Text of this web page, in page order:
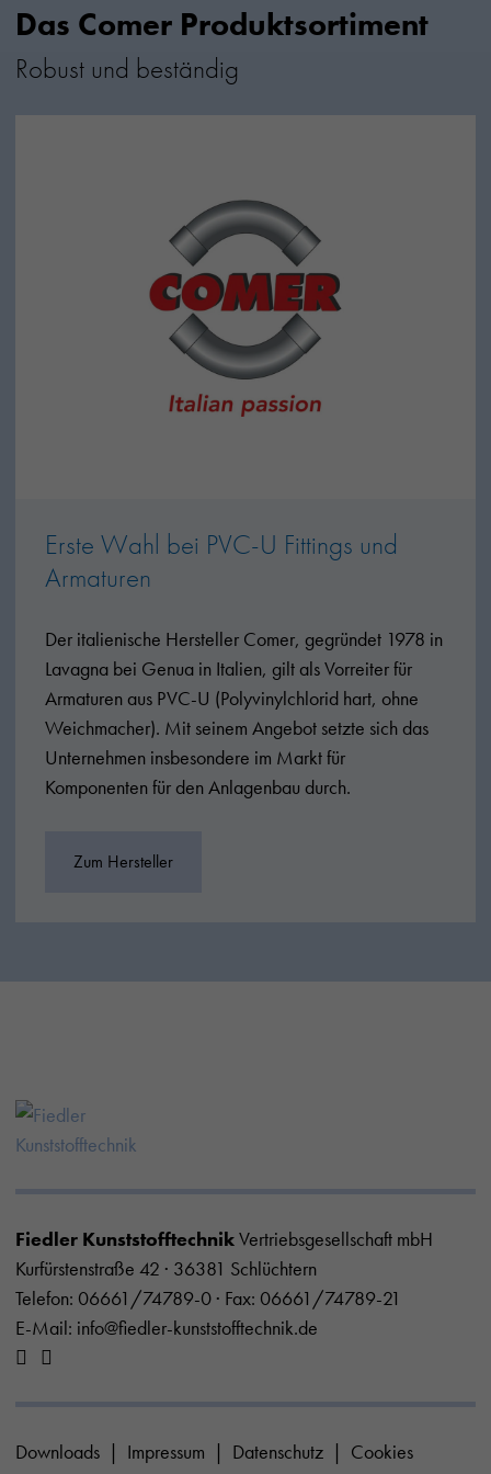
Das Comer Produktsortiment
Robust und beständig
Erste Wahl bei PVC-U Fittings und
Armaturen
Der italienische Hersteller Comer, gegründet 1978 in
Lavagna bei Genua in Italien, gilt als Vorreiter für
Armaturen aus PVC-U (Polyvinylchlorid hart, ohne
Weichmacher). Mit seinem Angebot setzte sich das
Unternehmen insbesondere im Markt für
Komponenten für den Anlagenbau durch.
Zum Hersteller
Fiedler KunststofftechnikVertriebsgesellschaft mbH
Kurfürstenstraße 42 · 36381 Schlüchtern
Telefon: 06661/74789-0 · Fax: 06661/74789-21
E-Mail: info@fiedler-kunststofftechnik.de
Downloads Impressum Datenschutz Cookies